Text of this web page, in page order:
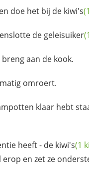
doe het bij de kiwi's
de geleisuiker
aan de kook.
omroert.
klaar hebt
heeft - de kiwi's(1
en zet ze